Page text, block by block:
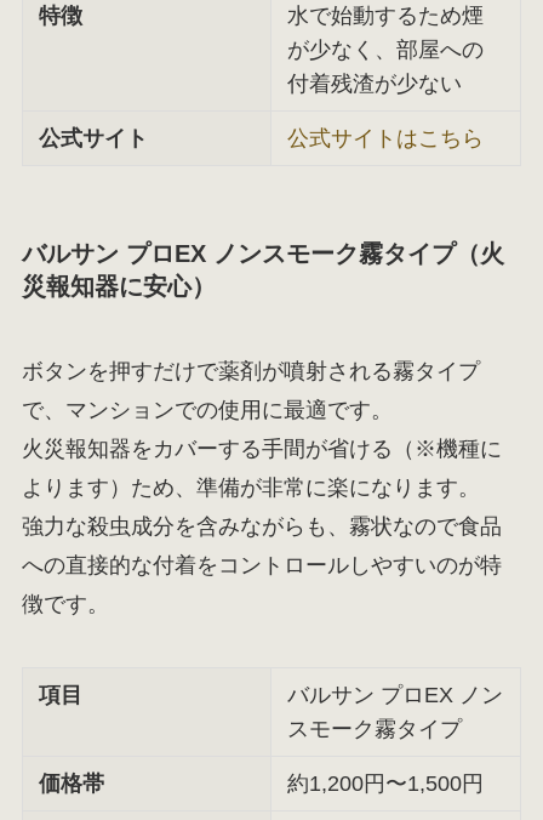
特徴
水で始動するため煙
が少なく、部屋への
付着残渣が少ない
公式サイト 公式サイトはこちら
バルサン プロEX ノンスモーク霧タイプ（火
災報知器に安心）
ボタンを押すだけで薬剤が噴射される霧タイプ
で、マンションでの使用に最適です。
火災報知器をカバーする手間が省ける（※機種に
よります）ため、準備が非常に楽になります。
強力な殺虫成分を含みながらも、霧状なので食品
への直接的な付着をコントロールしやすいのが特
徴です。
項目
バルサン プロEX ノン
スモーク霧タイプ
価格帯 約1,200円〜1,500円